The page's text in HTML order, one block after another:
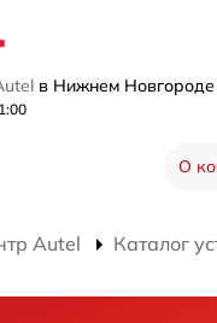
в Нижнем Новгороде
О
Autel Каталог